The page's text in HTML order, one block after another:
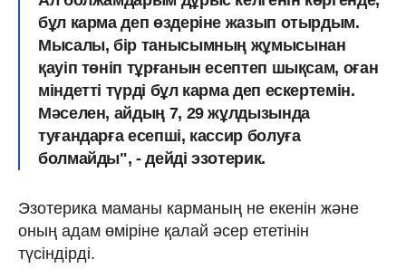
бұл карма деп өздеріне жазып отырдым.
Мысалы, бір танысымның жұмысынан
қауіп төніп тұрғанын есептеп шықсам, оған
міндетті түрді бұл карма деп ескертемін.
Мәселен, айдың 7, 29 жұлдызында
туғандарға есепші, кассир болуға
болмайды", - дейді эзотерик.
Эзотерика маманы карманың не екенін және
оның адам өміріне қалай әсер ететінін
түсіндірді.